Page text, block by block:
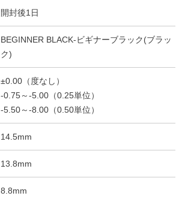
開封後1日
BEGINNER BLACK-ビギナーブラック(ブラッ
ク)
±0.00（度なし）
-0.75～-5.00（0.25単位）
-5.50～-8.00（0.50単位）
14.5mm
13.8mm
8.8mm